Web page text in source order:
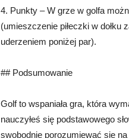
4. Punkty – W grze w golfa
(umieszczenie piłeczki w dołku
uderzeniem poniżej par).
## Podsumowanie
Golf to wspaniała gra, która
nauczyłeś się podstawowego
swobodnie porozumiewać się